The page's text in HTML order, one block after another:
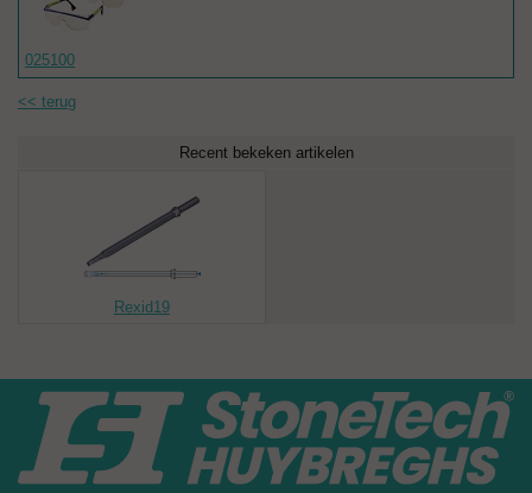
025100
<< terug
Recent bekeken artikelen
Rexid19